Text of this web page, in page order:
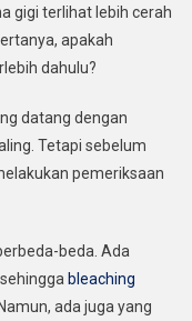
gigi terlihat lebih cerah
apakah
dahulu?
datang dengan
Tetapi sebelum
pemeriksaan
beda. Ada
bleaching
ada juga yang